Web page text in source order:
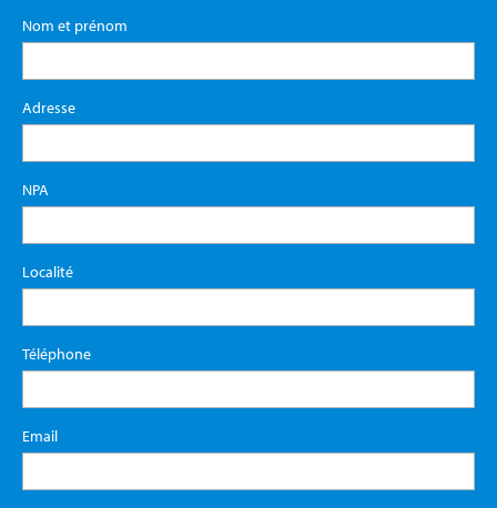
Nom et prénom
Adresse
NPA
Localité
Téléphone
Email